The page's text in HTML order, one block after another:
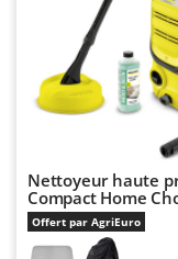
Nettoyeur haute
Compact Home
Offert par AgriEuro